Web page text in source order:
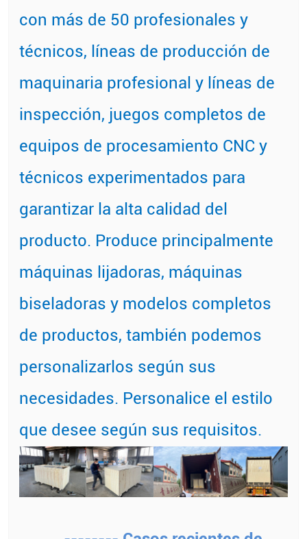
con más de 50 profesionales y
técnicos, líneas de producción de
maquinaria profesional y líneas de
inspección, juegos completos de
equipos de procesamiento CNC y
técnicos experimentados para
garantizar la alta calidad del
producto. Produce principalmente
máquinas lijadoras, máquinas
biseladoras y modelos completos
de productos, también podemos
personalizarlos según sus
necesidades. Personalice el estilo
que desee según sus requisitos.